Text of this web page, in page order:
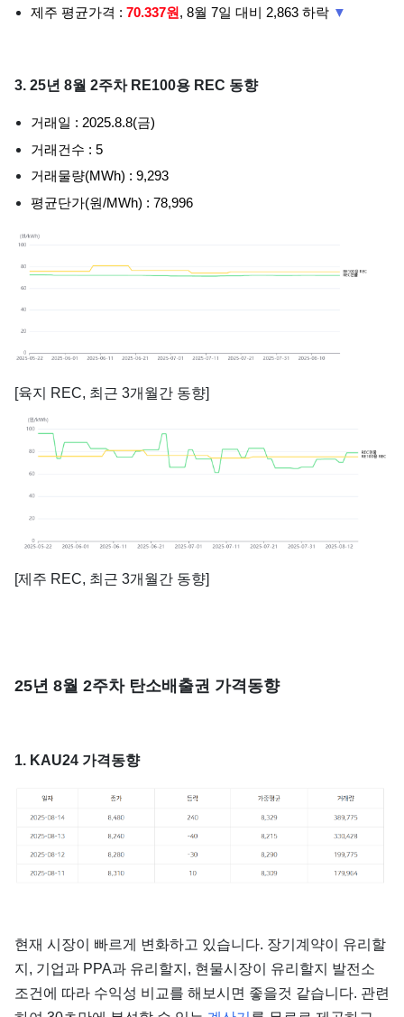
제주 평균가격 : 70.337원, 8월 7일 대비 2,863 하락 ▼
3. 25년 8월 2주차 RE100용 REC 동향
거래일 : 2025.8.8(금)
거래건수 : 5
거래물량(MWh) : 9,293
평균단가(원/MWh) : 78,996
[육지 REC, 최근 3개월간 동향]
[제주 REC, 최근 3개월간 동향]
25년 8월 2주차 탄소배출권 가격동향
1. KAU24 가격동향
현재 시장이 빠르게 변화하고 있습니다. 장기계약이 유리할
지, 기업과 PPA과 유리할지, 현물시장이 유리할지 발전소
조건에 따라 수익성 비교를 해보시면 좋을것 같습니다. 관련